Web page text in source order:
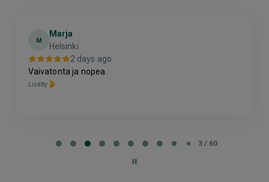
M
Marja
Helsinki
2 days ago
Vaivatonta ja nopea.
Lisätty
3 / 60